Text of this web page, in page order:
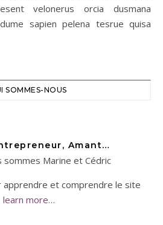
velonerus orcia dusmana
sapien pelena tesrue quisa
SOMMES-NOUS
Amant…
sommes Marine et Cédric
apprendre et comprendre le site
learn more…